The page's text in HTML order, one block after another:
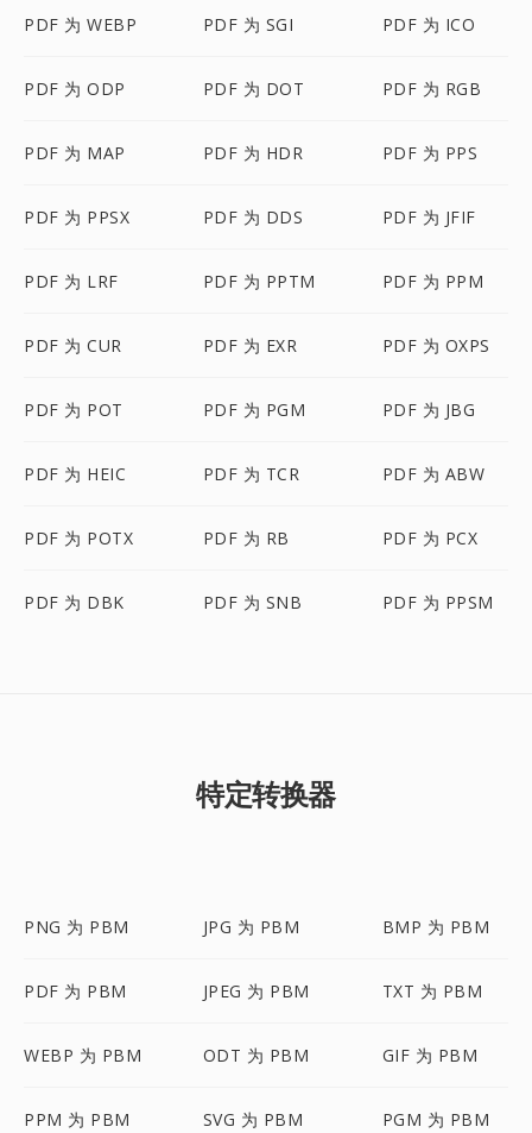
PDF 为 WEBP PDF 为 SGI PDF 为 ICO
PDF 为 ODP PDF 为 DOT PDF 为 RGB
PDF 为 MAP PDF 为 HDR PDF 为 PPS
PDF 为 PPSX PDF 为 DDS PDF 为 JFIF
PDF 为 LRF PDF 为 PPTM PDF 为 PPM
PDF 为 CUR PDF 为 EXR PDF 为 OXPS
PDF 为 POT PDF 为 PGM PDF 为 JBG
PDF 为 HEIC PDF 为 TCR PDF 为 ABW
PDF 为 POTX PDF 为 RB PDF 为 PCX
PDF 为 DBK PDF 为 SNB PDF 为 PPSM
特定转换器
PNG 为 PBM JPG 为 PBM BMP 为 PBM
PDF 为 PBM JPEG 为 PBM TXT 为 PBM
WEBP 为 PBM ODT 为 PBM GIF 为 PBM
PPM 为 PBM SVG 为 PBM PGM 为 PBM